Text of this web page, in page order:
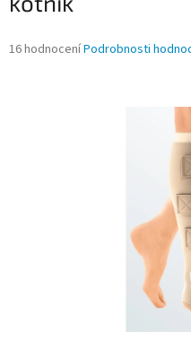
Průměrné
16 hodnoceníPodrobnosti